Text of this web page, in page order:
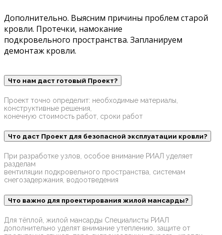
Дополнительно. Выясним причины проблем старой
кровли. Протечки, намокание
подкровельного пространства. Запланируем
демонтаж кровли.
Что нам даст готовый Проект?
Проект точно определит: необходимые материалы,
конструктивные решения,
конечную стоимость работ, сроки работ
Что даст Проект для безопасной эксплуатации кровли?
При разработке узлов, особое внимание РИАЛ уделяет
разделам
вентиляции подкровельного пространства, системам
снегозадержания, водоотведения
Что важно для проектирования жилой мансарды?
Для тёплой, жилой мансарды Специалисты РИАЛ
дополнительно уделят внимание утеплению, защите от